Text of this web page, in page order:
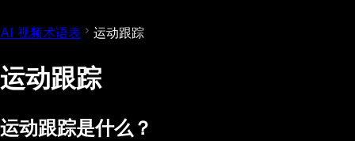
AI 视频术语表 运动跟踪
运动跟踪
运动跟踪是什么？